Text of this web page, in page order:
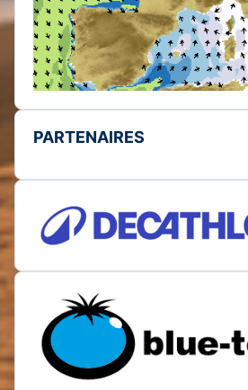
PARTENAIRES